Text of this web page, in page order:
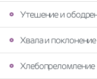
Утешение и
Хвала и поклонение
Хлебопреломление